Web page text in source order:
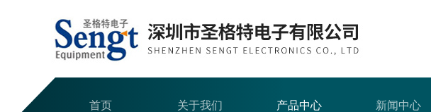
首页 关于我们 产品中心 新闻中心